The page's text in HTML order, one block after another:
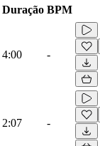
Duração BPM
4:00 -
2:07 -